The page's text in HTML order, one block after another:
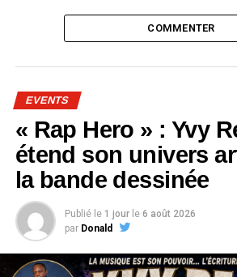
COMMENTER
EVENTS
« Rap Hero » : Yvy
étend son univers
la bande dessinée
Publié le 1 jour le 6 août 2026
par Donald